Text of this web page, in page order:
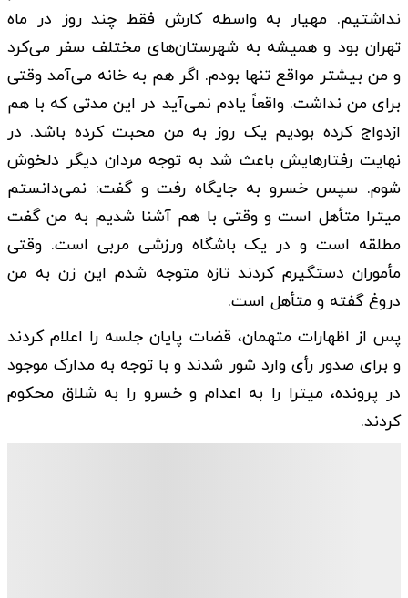
نداشتیم. مهیار به واسطه کارش فقط چند روز در ماه
تهران بود و همیشه به شهرستان‌های مختلف سفر می‌کرد
و من بیشتر مواقع تنها بودم. اگر هم به خانه می‌آمد وقتی
برای من نداشت. واقعاً یادم نمی‌آید در این مدتی که با هم
ازدواج کرده بودیم یک روز به من محبت کرده باشد. در
نهایت رفتارهایش باعث شد به توجه مردان دیگر دلخوش
شوم. سپس خسرو به جایگاه رفت و گفت: نمی‌دانستم
میترا متأهل است و وقتی با هم آشنا شدیم به من گفت
مطلقه است و در یک باشگاه ورزشی مربی است. وقتی
مأموران دستگیرم کردند تازه متوجه شدم این زن به من
دروغ گفته و متأهل است.
پس از اظهارات متهمان، قضات پایان جلسه را اعلام کردند
و برای صدور رأی وارد شور شدند و با توجه به مدارک موجود
در پرونده، میترا را به اعدام و خسرو را به شلاق محکوم
کردند.